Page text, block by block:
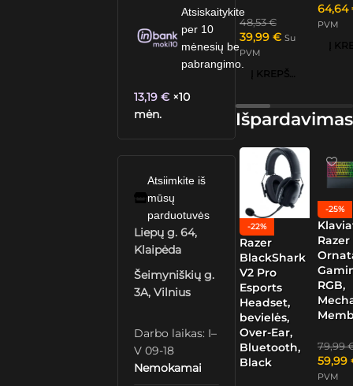
Atsiskaitykite
per 10
mėnesių be
pabrangimo.
13,19€ ×10
mėn.
Atsiimkite iš
mūsų
parduotuvės
Liepų g. 64,
Klaipėda
Šeimyniškių g.
3A, Vilnius
Darbo laikas: I–
V 09-18
Nemokamai
48,53€
39,99 € Su
PVM
Į KREPŠELĮ
64,64
PVM
Išpardavimas
-22%
Razer
BlackShark
V2 Pro
Esports
Headset,
bevielės,
Over-Ear,
Bluetooth,
Black
-25%
Razer
RGB,
79,99
59,99
PVM